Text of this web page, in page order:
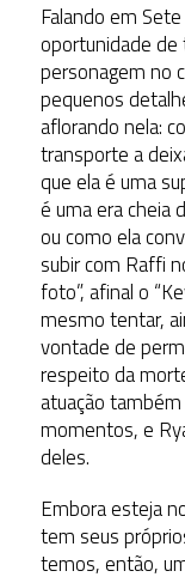
Falando em
oportunidade
personagem no
pequenos
aflorando nela:
transporte a
que ela é uma
é uma era cheia
ou como ela
subir com Raffi
foto”, afinal o
mesmo tentar,
vontade de
respeito da
atuação
momentos, e
deles.
Embora esteja
tem seus
temos, então,